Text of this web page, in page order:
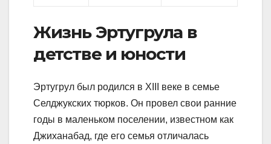
Жизнь Эртугрула в
детстве и юности
Эртугрул был родился в XIII веке в семье
Селджукских тюрков. Он провел свои ранние
годы в маленьком поселении, известном как
Джиханабад, где его семья отличалась